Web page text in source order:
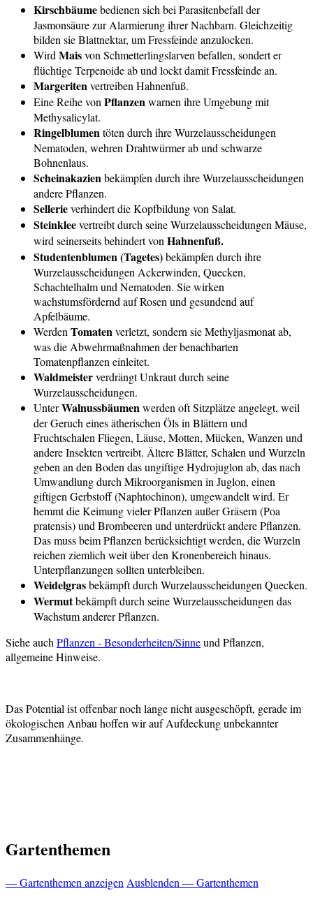
Kirschbäumebedienen sich bei Parasitenbefall der
Jasmonsäure zur Alarmierung ihrer Nachbarn. Gleichzeitig
bilden sie Blattnektar, um Fressfeinde anzulocken.
WirdMaisvon Schmetterlingslarven befallen, sondert er
flüchtige Terpenoide ab und lockt damit Fressfeinde an.
Margeritenvertreiben Hahnenfuß.
Eine Reihe vonPflanzenwarnen ihre Umgebung mit
Methysalicylat.
Ringelblumentöten durch ihre Wurzelausscheidungen
Nematoden, wehren Drahtwürmer ab und schwarze
Bohnenlaus.
Scheinakazienbekämpfen durch ihre Wurzelausscheidungen
andere Pflanzen.
Sellerieverhindert die Kopfbildung von Salat.
Steinkleevertreibt durch seine Wurzelausscheidungen Mäuse,
wird seinerseits behindert vonHahnenfuß.
Studentenblumen (Tagetes)bekämpfen durch ihre
Wurzelausscheidungen Ackerwinden, Quecken,
Schachtelhalm und Nematoden. Sie wirken
wachstumsfördernd auf Rosen und gesundend auf
Apfelbäume.
WerdenTomatenverletzt, sondern sie Methyljasmonat ab,
was die Abwehrmaßnahmen der benachbarten
Tomatenpflanzen einleitet.
Waldmeisterverdrängt Unkraut durch seine
Wurzelausscheidungen.
UnterWalnussbäumenwerden oft Sitzplätze angelegt, weil
der Geruch eines ätherischen Öls in Blättern und
Fruchtschalen Fliegen, Läuse, Motten, Mücken, Wanzen und
andere Insekten vertreibt. Ältere Blätter, Schalen und Wurzeln
geben an den Boden das ungiftige Hydrojuglon ab, das nach
Umwandlung durch Mikroorganismen in Juglon, einen
giftigen Gerbstoff (Naphtochinon), umgewandelt wird. Er
hemmt die Keimung vieler Pflanzen außer Gräsern (Poa
pratensis) und Brombeeren und unterdrückt andere Pflanzen.
Das muss beim Pflanzen berücksichtigt werden, die Wurzeln
reichen ziemlich weit über den Kronenbereich hinaus.
Unterpflanzungen sollten unterbleiben.
Weidelgrasbekämpft durch Wurzelausscheidungen Quecken.
Wermutbekämpft durch seine Wurzelausscheidungen das
Wachstum anderer Pflanzen.
Siehe auchPflanzen - Besonderheiten/Sinneund Pflanzen,
allgemeine Hinweise.
Das Potential ist offenbar noch lange nicht ausgeschöpft, gerade im
ökologischen Anbau hoffen wir auf Aufdeckung unbekannter
Zusammenhänge.
Gartenthemen
— Gartenthemen anzeigen Ausblenden — Gartenthemen